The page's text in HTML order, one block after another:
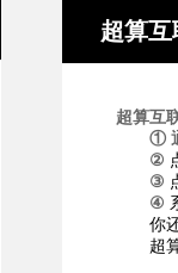
超算
超算互
①
②
③
④
你还
超算